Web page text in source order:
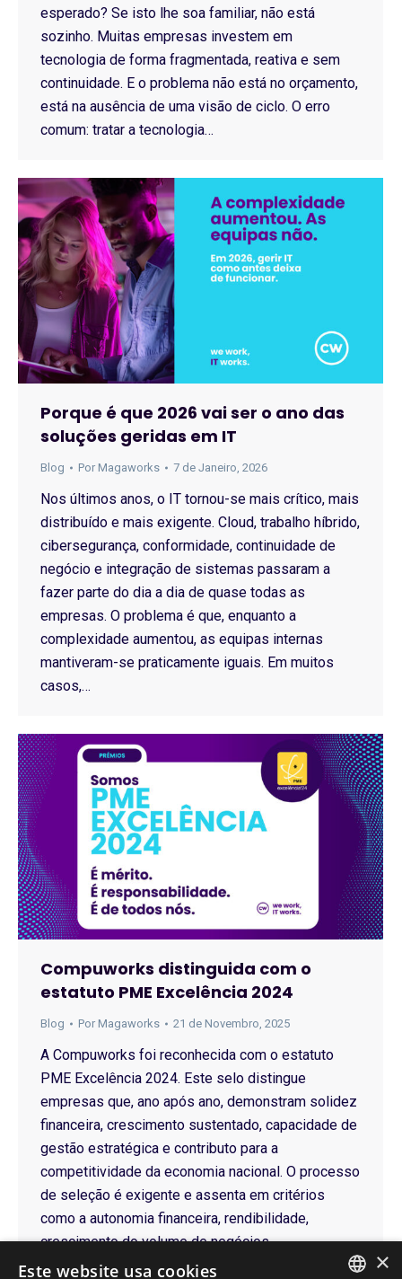
esperado? Se isto lhe soa familiar, não está
sozinho. Muitas empresas investem em
tecnologia de forma fragmentada, reativa e sem
continuidade. E o problema não está no orçamento,
está na ausência de uma visão de ciclo. O erro
comum: tratar a tecnologia…
Porque é que 2026 vai ser o ano das
soluções geridas em IT
Blog Por Magaworks 7 de Janeiro, 2026
Nos últimos anos, o IT tornou-se mais crítico, mais
distribuído e mais exigente. Cloud, trabalho híbrido,
cibersegurança, conformidade, continuidade de
negócio e integração de sistemas passaram a
fazer parte do dia a dia de quase todas as
empresas. O problema é que, enquanto a
complexidade aumentou, as equipas internas
mantiveram-se praticamente iguais. Em muitos
casos,…
Compuworks distinguida com o
estatuto PME Excelência 2024
Blog Por Magaworks 21 de Novembro, 2025
A Compuworks foi reconhecida com o estatuto
PME Excelência 2024. Este selo distingue
empresas que, ano após ano, demonstram solidez
financeira, crescimento sustentado, capacidade de
gestão estratégica e contributo para a
competitividade da economia nacional. O processo
de seleção é exigente e assenta em critérios
como a autonomia financeira, rendibilidade,
crescimento do volume de negócios,…
×
Este website usa cookies